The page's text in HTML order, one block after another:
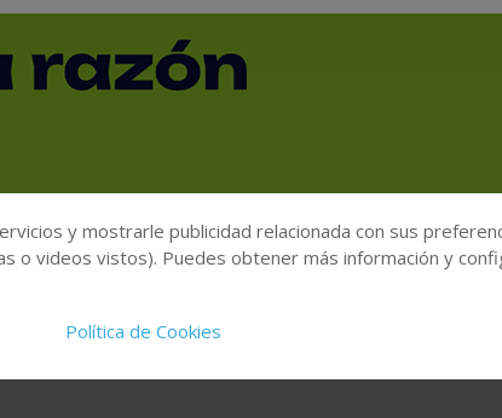
L M N Ñ O
y mostrarle publicidad relacionada con sus
o videos vistos). Puedes obtener más información y
Política de Cookies